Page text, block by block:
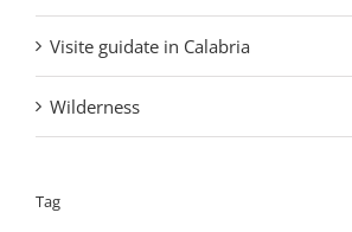
Wilderness
Tag
aquila reale